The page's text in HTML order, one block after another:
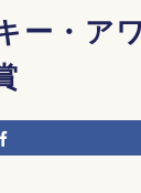
ー・ア